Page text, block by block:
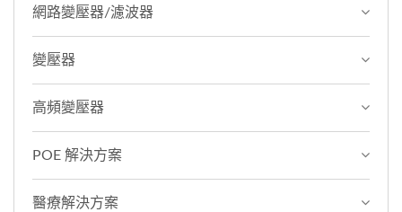
網路變壓器/濾波器
變壓器
高頻變壓器
POE 解決方案
醫療解決方案